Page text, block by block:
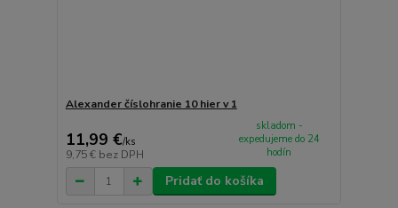
Alexander číslohranie 10 hier v 1
11,99 €/ks
9,75 € bez DPH
skladom -
expedujeme do 24
hodín
Pridať do košíka